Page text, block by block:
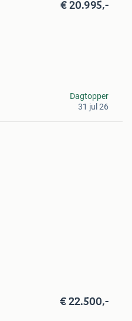
€ 20.995,-
Dagtopper
31 jul 26
€ 22.500,-